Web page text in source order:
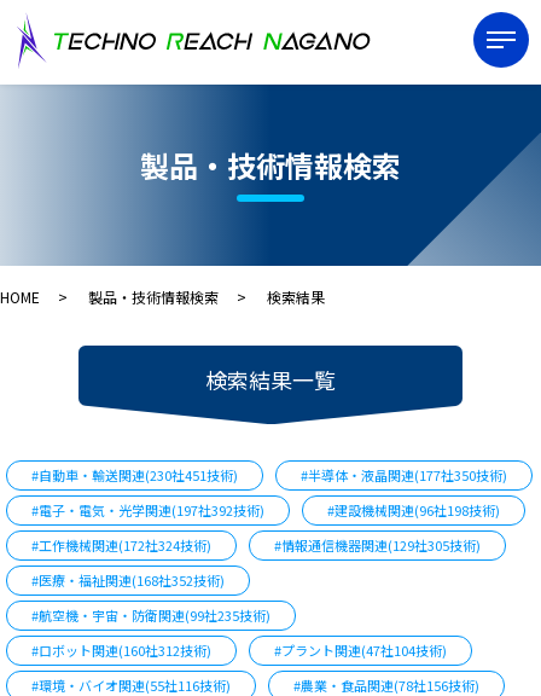
製品・技術情報検索
HOME 製品・技術情報検索 検索結果
検索結果一覧
#自動車・輸送関連(230社451技術)
#半導体・液晶関連(177社350技術)
#電子・電気・光学関連(197社392技術)
#建設機械関連(96社198技術)
#工作機械関連(172社324技術)
#情報通信機器関連(129社305技術)
#医療・福祉関連(168社352技術)
#航空機・宇宙・防衛関連(99社235技術)
#ロボット関連(160社312技術)
#プラント関連(47社104技術)
#環境・バイオ関連(55社116技術)
#農業・食品関連(78社156技術)